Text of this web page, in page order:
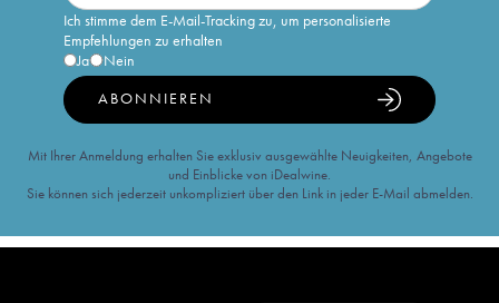
Ich stimme dem E-Mail-Tracking zu, um personalisierte
Empfehlungen zu erhalten
Ja
Nein
ABONNIEREN
Mit Ihrer Anmeldung erhalten Sie exklusiv ausgewählte Neuigkeiten, Angebote
und Einblicke von iDealwine.
Sie können sich jederzeit unkompliziert über den Link in jeder E-Mail abmelden.